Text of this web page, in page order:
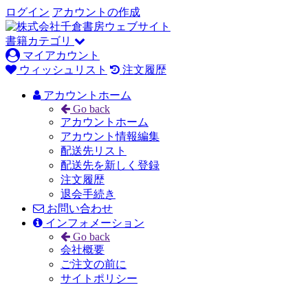
ログイン アカウントの作成
書籍カテゴリ
マイアカウント
ウィッシュリスト
注文履歴
アカウントホーム
Go back
アカウントホーム
アカウント情報編集
配送先リスト
配送先を新しく登録
注文履歴
退会手続き
お問い合わせ
インフォメーション
Go back
会社概要
ご注文の前に
サイトポリシー